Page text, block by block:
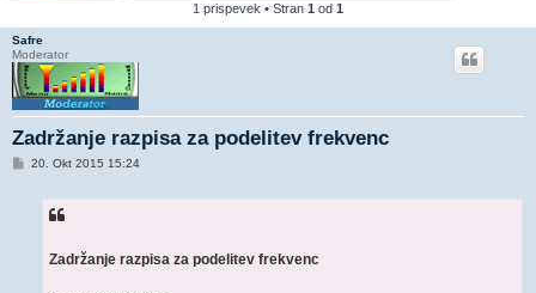
1 prispevek • Stran 1 od 1
Safre
Moderator
Zadržanje razpisa za podelitev frekvenc
O20. Okt 2015 15:24
Zadržanje razpisa za podelitev frekvenc